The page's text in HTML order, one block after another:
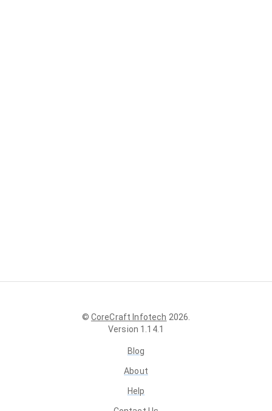
© CoreCraft Infotech 2026.
Version 1.14.1
Blog
About
Help